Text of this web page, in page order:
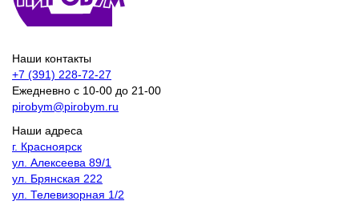
Наши контакты
+7 (391) 228-72-27
Ежедневно с 10-00 до 21-00
pirobym@pirobym.ru
Наши адреса
г. Красноярск
ул. Алексеева 89/1
ул. Брянская 222
ул. Телевизорная 1/2